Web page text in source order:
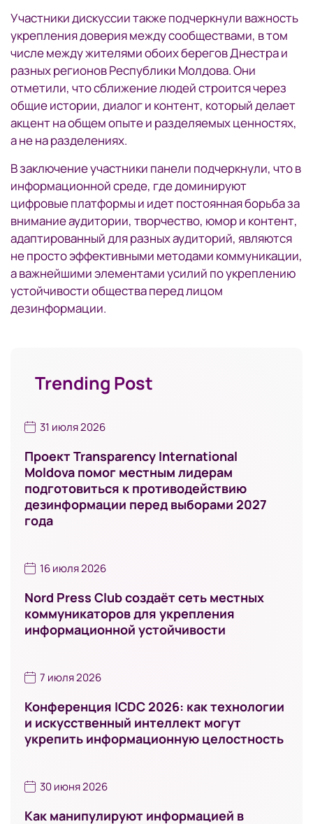
Участники дискуссии также подчеркнули важность
укрепления доверия между сообществами, в том
числе между жителями обоих берегов Днестра и
разных регионов Республики Молдова. Они
отметили, что сближение людей строится через
общие истории, диалог и контент, который делает
акцент на общем опыте и разделяемых ценностях,
а не на разделениях.
В заключение участники панели подчеркнули, что в
информационной среде, где доминируют
цифровые платформы и идет постоянная борьба за
внимание аудитории, творчество, юмор и контент,
адаптированный для разных аудиторий, являются
не просто эффективными методами коммуникации,
а важнейшими элементами усилий по укреплению
устойчивости общества перед лицом
дезинформации.
Trending Post
31 июля 2026
Проект Transparency International
Moldova помог местным лидерам
подготовиться к противодействию
дезинформации перед выборами 2027
года
16 июля 2026
Nord Press Club создаёт сеть местных
коммуникаторов для укрепления
информационной устойчивости
7 июля 2026
Конференция ICDC 2026: как технологии
и искусственный интеллект могут
укрепить информационную целостность
30 июня 2026
Как манипулируют информацией в